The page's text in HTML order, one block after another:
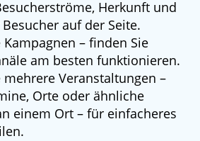
Herkunft und
auf der Seite.
– finden Sie
am besten funktionieren.
mehrere Veranstaltungen –
Orte oder ähnliche
einem Ort – für einfacheres